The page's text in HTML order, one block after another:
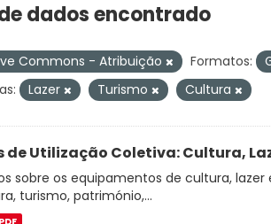
dados encontrado
Commons - Atribuição Formatos:
Lazer Turismo Cultura
de Utilização Coletiva: Cultura,
sobre os equipamentos de cultura,
turismo, património,...